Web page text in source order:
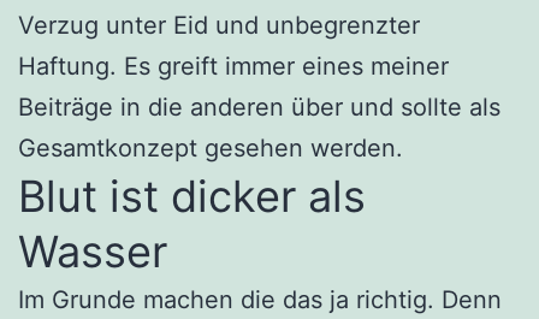
Verzug unter Eid und unbegrenzter
Haftung. Es greift immer eines meiner
Beiträge in die anderen über und sollte als
Gesamtkonzept gesehen werden.
Blut ist dicker als
Wasser
Im Grunde machen die das ja richtig. Denn